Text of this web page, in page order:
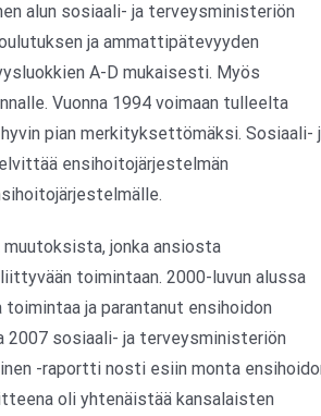
alun sosiaali- ja terveysministeriön
ja ammattipätevyyden
A-D mukaisesti. Myös
Vuonna 1994 voimaan tulleelta
pian merkityksettömäksi. Sosiaali-
ensihoitojärjestelmän
jonka ansiosta
toimintaan. 2000-luvun alussa
ja parantanut ensihoidon
sosiaali- ja terveysministeriön
-raportti nosti esiin monta
oli yhtenäistää kansalaisten